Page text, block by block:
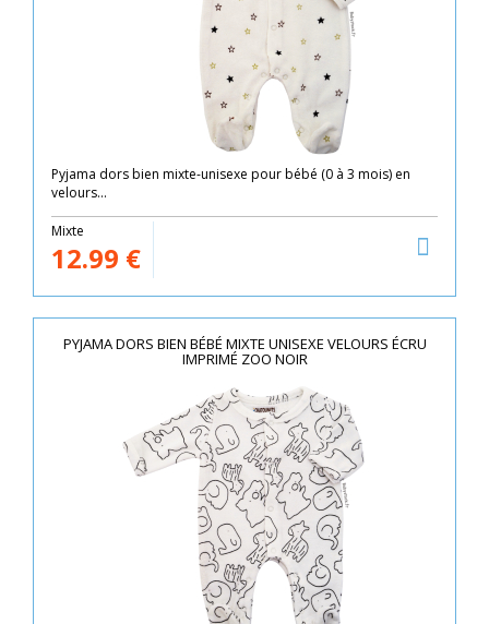
Pyjama dors bien mixte-unisexe pour bébé (0 à 3 mois) en
velours...
Mixte
12.99 €
PYJAMA DORS BIEN BÉBÉ MIXTE UNISEXE VELOURS ÉCRU
IMPRIMÉ ZOO NOIR